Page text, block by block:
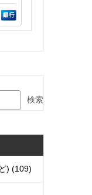
検索
) (109)